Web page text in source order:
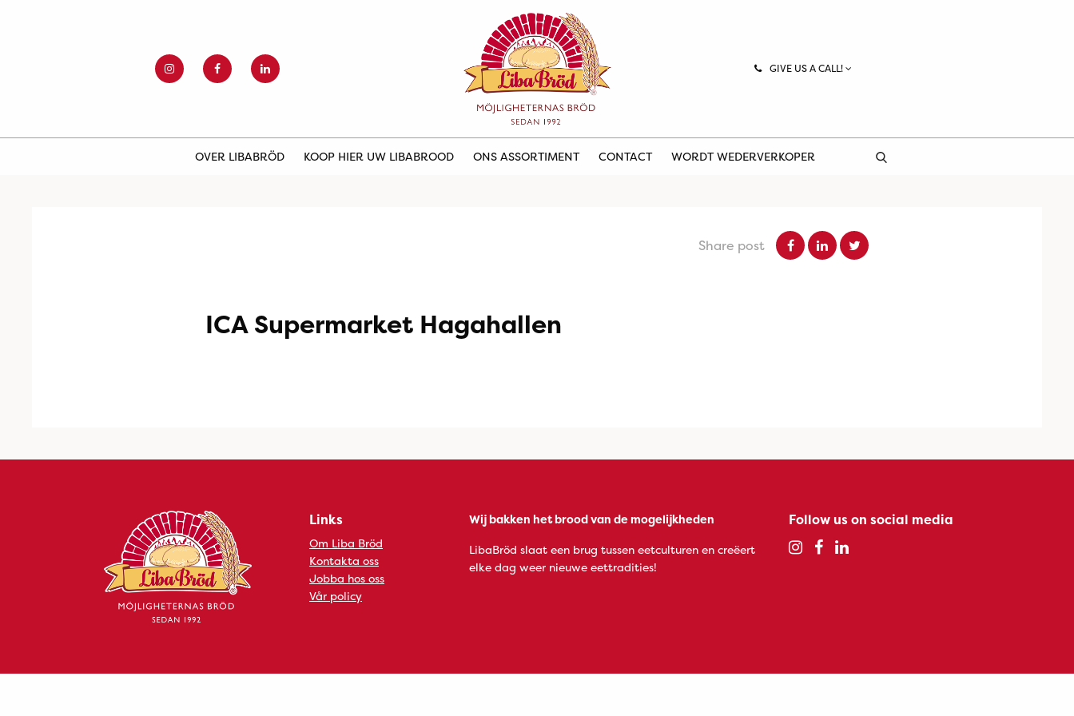
GIVE US A CALL!
OVER LIBABRÖD KOOP HIER UW LIBABROOD ONS ASSORTIMENT CONTACT WORDT WEDERVERKOPER
Share post
ICA Supermarket Hagahallen
Links
Om Liba Bröd
Kontakta oss
Jobba hos oss
Vår policy
Wij bakken het brood van de mogelijkheden
LibaBröd slaat een brug tussen eetculturen en creëert
elke dag weer nieuwe eettradities!
Follow us on social media